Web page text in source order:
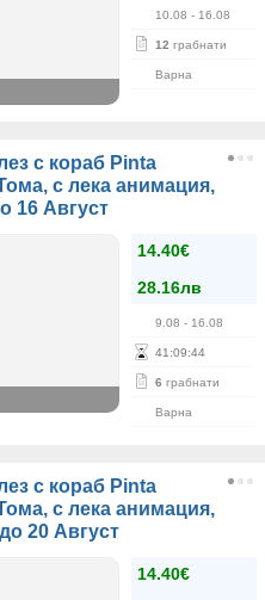
10.08 - 16.08
12 грабнати
Варна
с кораб Pinta
с лека анимация,
16 Август
14.40€
28.16лв
9.08 - 16.08
41 :09:44
6 грабнати
Варна
с кораб Pinta
с лека анимация,
20 Август
14.40€